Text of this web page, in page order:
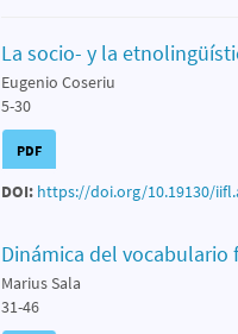
La socio- y la
Eugenio Coseriu
5-30
PDF
DOI: https://doi.org/10.19130/
Dinámica del
Marius Sala
31-46